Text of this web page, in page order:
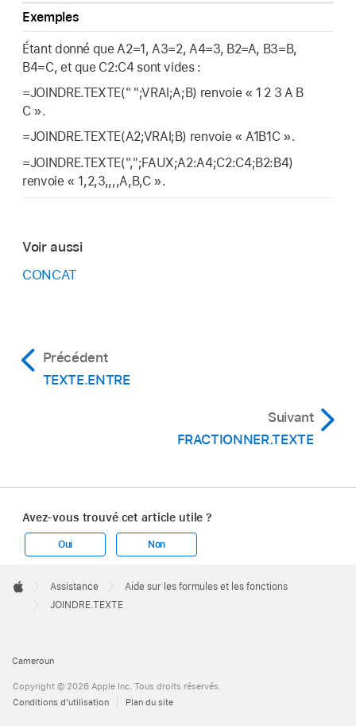
Exemples
Étant donné que A2=1, A3=2, A4=3, B2=A, B3=B,
B4=C, et que C2:C4 sont vides :
=JOINDRE.TEXTE(" ";VRAI;A;B) renvoie « 1 2 3 A B
C ».
=JOINDRE.TEXTE(A2;VRAI;B) renvoie « A1B1C ».
=JOINDRE.TEXTE(",";FAUX;A2:A4;C2:C4;B2:B4)
renvoie « 1,2,3,,,,A,B,C ».
Voir aussi
CONCAT
Précédent
TEXTE.ENTRE
Suivant
FRACTIONNER.TEXTE
Avez-vous trouvé cet article utile ?
Oui Non
Footer

Apple
Assistance
Aide sur les formules et les fonctions
JOINDRE.TEXTE
Cameroun
Copyright © 2026 Apple Inc. Tous droits réservés.
Conditions d’utilisation
Plan du site